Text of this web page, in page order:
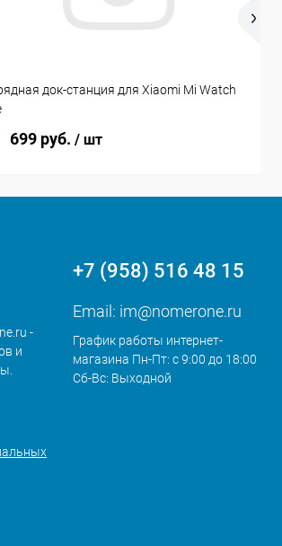
док-станция для Xiaomi Mi Watch
699 руб. / шт
-
и
+7 (958) 516 48 15
Email: im@nomerone.ru
График работы интернет-
магазина Пн-Пт: с 9:00 до 18:00
Сб-Вс: Выходной